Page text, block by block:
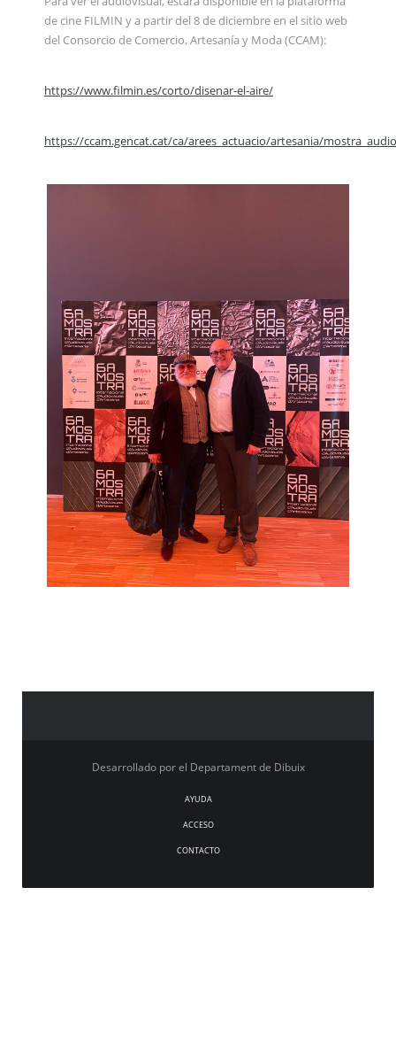
de cine FILMIN y a partir del 8 de diciembre en el sitio web
del Consorcio de Comercio, Artesanía y Moda (CCAM):
https://www.filmin.es/corto/disenar-el-aire/
https://ccam.gencat.cat/ca/arees_actuacio/artesania/
Desarrollado por el Departament de Dibuix
AYUDA
ACCESO
CONTACTO